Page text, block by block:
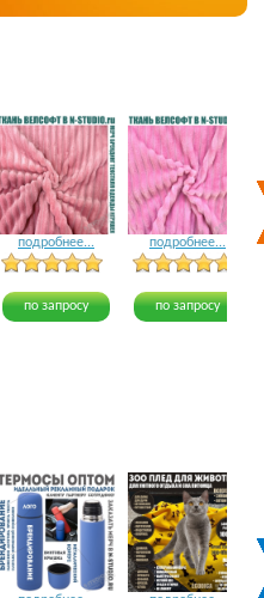
12 голосов
подробнее...
8 голосов
по запросу
подробнее...
по запросу